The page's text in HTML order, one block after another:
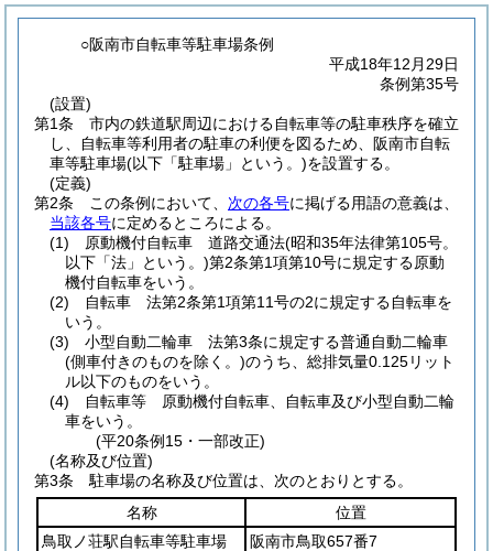
○阪南市自転車等駐車場条例
平成18年12月29日
条例第35号
(設置)
第1条
市内の鉄道駅周辺における自転車等の駐車秩序を確立
し、自転車等利用者の駐車の利便を図るため、阪南市自転
車等駐車場(以下「駐車場」という。)を設置する。
(定義)
第2条
この条例において、 次の各号に掲げる用語の意義は、
当該各号に定めるところによる。
(1)
原動機付自転車 道路交通法(昭和35年法律第105号。
以下「法」という。)第2条第1項第10号に規定する原動
機付自転車をいう。
(2)
自転車 法第2条第1項第11号の2に規定する自転車を
いう。
(3)
小型自動二輪車 法第3条に規定する普通自動二輪車
(側車付きのものを除く。)のうち、総排気量0.125リット
ル以下のものをいう。
(4)
自転車等 原動機付自転車、自転車及び小型自動二輪
車をいう。
(平20条例15・一部改正)
(名称及び位置)
第3条
駐車場の名称及び位置は、次のとおりとする。
名称
位置
鳥取ノ荘駅自転車等駐車場
阪南市鳥取657番7